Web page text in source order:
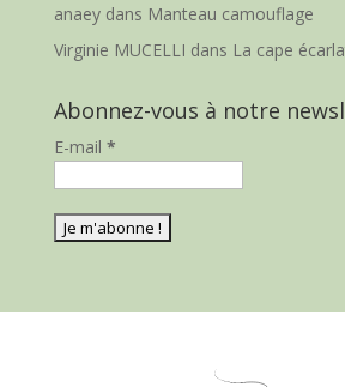
anaeydans Manteau camouflage
Virginie MUCELLI dans La cape
Abonnez-vous à notre
E-mail *